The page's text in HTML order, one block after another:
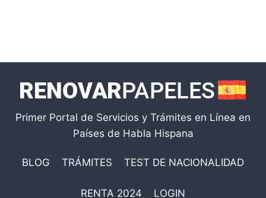
Primer Portal de Servicios y Trámites en Línea en
Países de Habla Hispana
BLOG TRÁMITES TEST DE NACIONALIDAD
RENTA 2024 LOGIN